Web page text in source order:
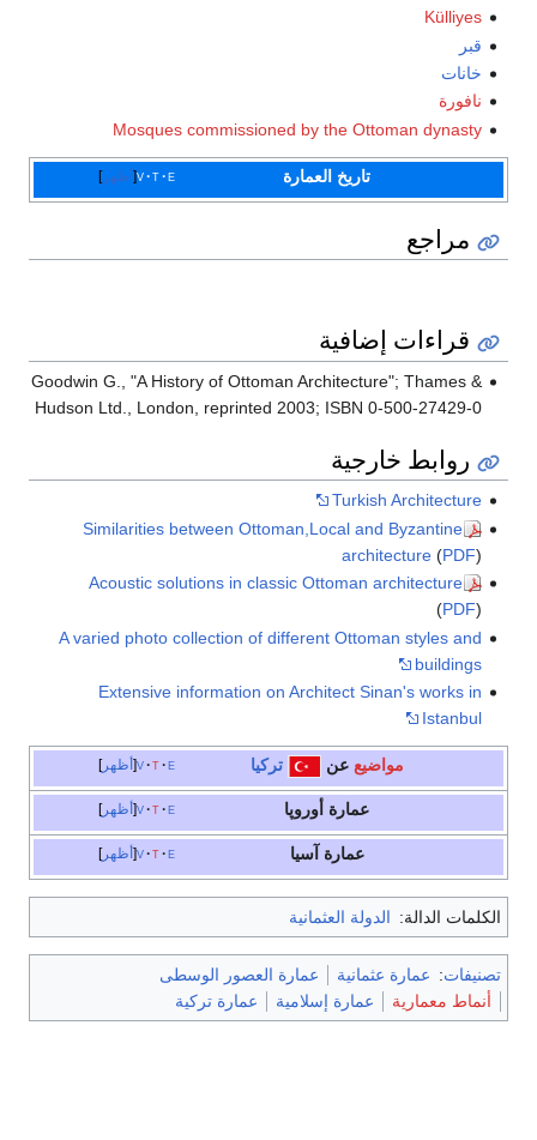
Külliyes
قبر
خانات
نافورة
Mosques commissioned by the Ottoman dynasty
أظهر v t e تاريخ العمارة
مراجع
قراءات إضافية
Goodwin G., "A History of Ottoman Architecture"; Thames &
Hudson Ltd., London, reprinted 2003; ISBN 0-500-27429-0
روابط خارجية
Turkish Architecture
Similarities between Ottoman,Local and Byzantine
architecture(PDF)
Acoustic solutions in classic Ottoman architecture
(PDF)
A varied photo collection of different Ottoman styles and
buildings
Extensive information on Architect Sinan's works in
Istanbul
أظهر v t e مواضيع عن تركيا
أظهر v t e عمارة أوروپا
أظهر v t e عمارة آسيا
الكلمات الدالة: الدولة العثمانية
تصنيفات: عمارة عثمانية
عمارة العصور الوسطى
أنماط معمارية
عمارة إسلامية عمارة تركية